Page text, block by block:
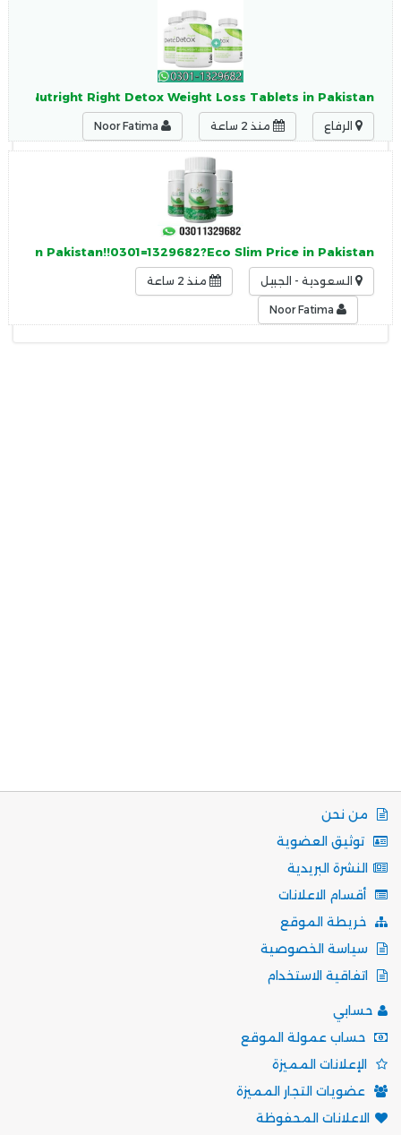
Right Detox Weight Loss Tablets in Pakistan
الرفاع منذ 2 ساعة
In Pakistan!!0301=1329682?Eco Slim Price in Pakistan
السعودية - الجبيل منذ 2 ساعة
من نحن
توثيق العضوية
النشرة البريدية
أقسام الاعلانات
خريطة الموقع
سياسة الخصوصية
اتفاقية الاستخدام
حسابي
حساب عمولة الموقع
الإعلانات المميزة
عضويات التجار المميزة
الاعلانات المحفوظة